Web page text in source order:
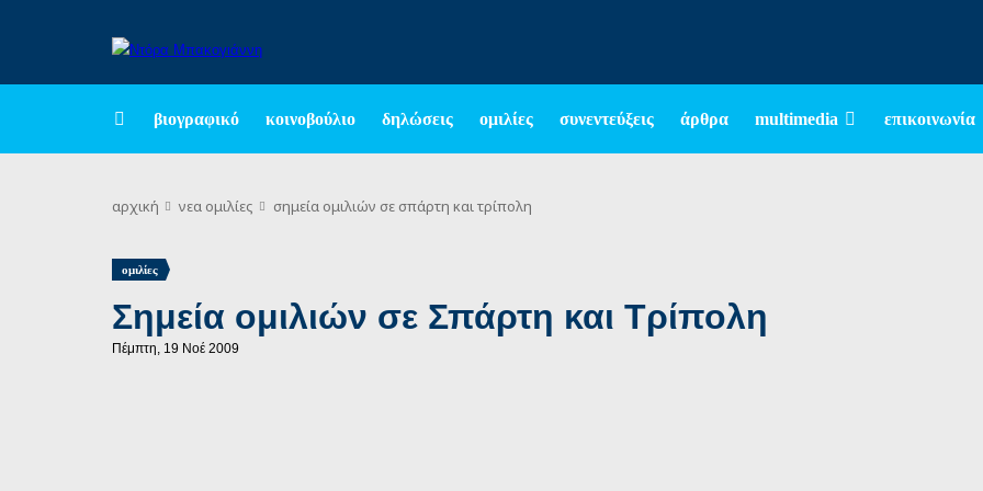
βιογραφικό κοινοβούλιο δηλώσεις ομιλίες συνεντεύξεις άρθρα multimedia επικοινωνία
αρχική νεα ομιλίες σημεία ομιλιών σε σπάρτη και τρίπολη
ομιλίες
Σημεία ομιλιών σε Σπάρτη και Τρίπολη
Πέμπτη, 19 Νοέ 2009